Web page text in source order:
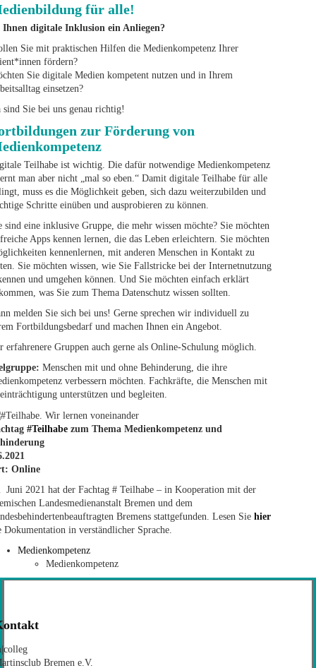
für alle!
Ihnen digitale Inklusion ein Anliegen?
Sie mit praktischen Hilfen die Medienkompetenz Ihrer
fördern?
Sie digitale Medien kompetent nutzen und in Ihrem
einsetzen?
sind Sie bei uns genau richtig!
zur Förderung von
Teilhabe ist wichtig. Die dafür notwendige Medienkompetenz
man aber nicht „mal so eben.“ Damit digitale Teilhabe für alle
muss es die Möglichkeit geben, sich dazu weiterzubilden und
Schritte einüben und ausprobieren zu können.
sind eine inklusive Gruppe, die mehr wissen möchte? Sie möchten
Apps kennen lernen, die das Leben erleichtern. Sie möchten
kennenlernen, mit anderen Menschen in Kontakt zu
Sie möchten wissen, wie Sie Fallstricke bei der Internetnutzung
und umgehen können. Und Sie möchten einfach erklärt
was Sie zum Thema Datenschutz wissen sollten.
melden Sie sich bei uns! Gerne sprechen wir individuell zu
Fortbildungsbedarf und machen Ihnen ein Angebot.
erfahrenere Gruppen auch gerne als Online-Schulung möglich.
Menschen mit und ohne Behinderung, die ihre
verbessern möchten. Fachkräfte, die Menschen mit
unterstützen und begleiten.
#Teilhabe zum Thema Medienkompetenz und
Online
Juni 2021 hat der Fachtag # Teilhabe – in Kooperation mit der
Landesmedienanstalt Bremen und dem
Bremens stattgefunden. Lesen Sie hier
Dokumentation in verständlicher Sprache.
Medienkompetenz
Medienkompetenz
Bremen e.V.